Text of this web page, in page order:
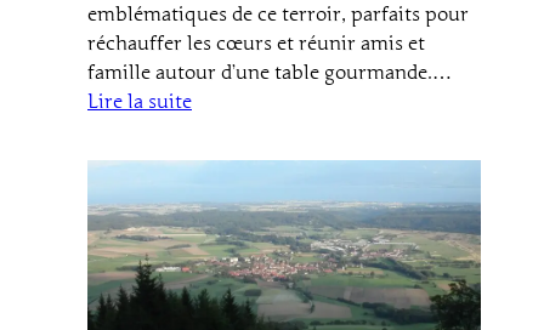
emblématiques de ce terroir, parfaits pour
réchauffer les cœurs et réunir amis et
famille autour d’une table gourmande.…
Lire la suite:
préparer
spécialités
vaudoises
emblématiques
comme